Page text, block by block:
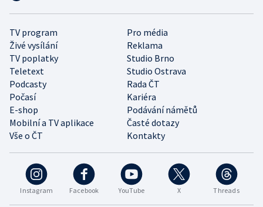
Instagram Facebook YouTube X Threads
TV program
Pro média
Živé vysílání
Reklama
TV poplatky
Studio Brno
Teletext
Studio Ostrava
Podcasty
Rada ČT
Počasí
Kariéra
E-shop
Podávání námětů
Mobilní a TV aplikace
Časté dotazy
Vše o ČT
Kontakty